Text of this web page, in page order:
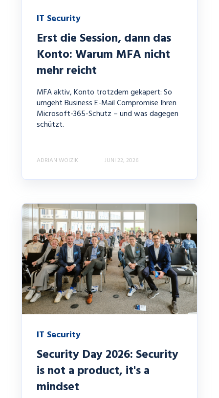
IT Security
Erst die Session, dann das
Konto: Warum MFA nicht
mehr reicht
MFA aktiv, Konto trotzdem gekapert: So
umgeht Business E-Mail Compromise Ihren
Microsoft-365-Schutz – und was dagegen
schützt.
ADRIAN WOIZIK JUNI 22, 2026
IT Security
Security Day 2026: Security
is not a product, it's a
mindset